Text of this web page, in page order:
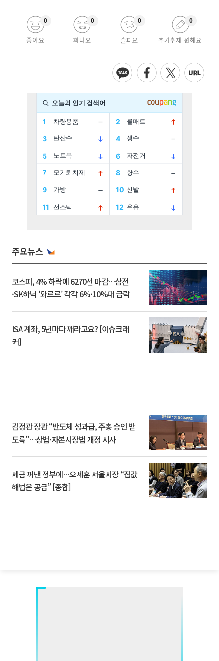
좋아요
0
화나요
0
슬퍼요
0
추가취재 원해요
0
주요뉴스
코스피, 4% 하락에 6270선 마감…삼전
·SK하닉 '와르르' 각각 6%·10%대 급락
ISA 계좌, 5년마다 깨라고요? [이슈크래
커]
김정관 장관 “반도체 성과급, 주총 승인 받
도록”…상법·자본시장법 개정 시사
세금 꺼낸 정부에…오세훈 서울시장 “집값
해법은 공급” [종합]